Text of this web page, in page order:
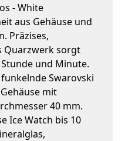
- White
aus Gehäuse und
Präzises,
Quarzwerk sorgt
und Minute.
Swarovski
mit
40 mm.
Ice Watch bis 10